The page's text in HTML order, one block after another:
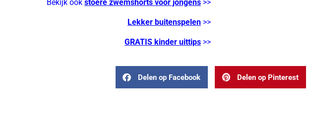
Bekijk ook stoere zwemshorts voor jongens >>
Lekker buitenspelen >>
GRATIS kinder uittips >>
Delen op Facebook Delen op Pinterest